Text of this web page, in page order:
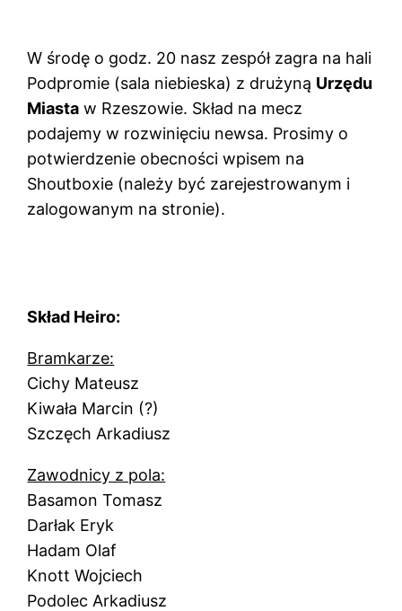
W środę o godz. 20 nasz zespół zagra na hali
Podpromie (sala niebieska) z drużyną Urzędu
Miasta w Rzeszowie. Skład na mecz
podajemy w rozwinięciu newsa. Prosimy o
potwierdzenie obecności wpisem na
Shoutboxie (należy być zarejestrowanym i
zalogowanym na stronie).
Skład Heiro:
Bramkarze:
Cichy Mateusz
Kiwała Marcin (?)
Szczęch Arkadiusz
Zawodnicy z pola:
Basamon Tomasz
Darłak Eryk
Hadam Olaf
Knott Wojciech
Podolec Arkadiusz